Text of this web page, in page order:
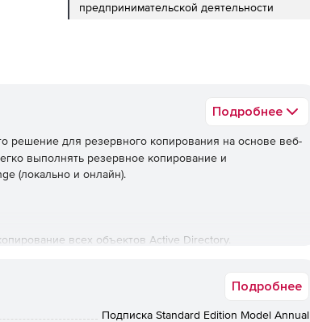
предпринимательской деятельности
Подробнее
решение для резервного копирования на основе веб-
выполнять резервное копирование и
(локально и онлайн).
всех объектов Active Directory.
Подробнее
Подписка Standard Edition Model Annual